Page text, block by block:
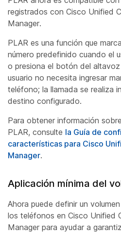
registrados con Cisco Unified
Manager.
PLAR es una función que
número predefinido cuando el
o presiona el botón del altavoz
usuario no necesita ingresar
teléfono; la llamada se realiza
destino configurado.
Para obtener información
PLAR, consulte la Guía de
características para Cisco
Manager.
Aplicación mínima del
Ahora puede definir un
los teléfonos en Cisco Unified
Manager para ayudar a